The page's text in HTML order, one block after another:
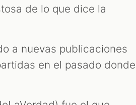
de lo que dice la
a nuevas publicaciones
en el pasado donde